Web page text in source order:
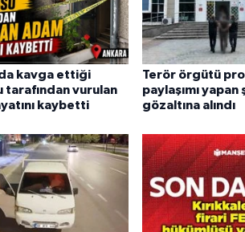
kavga ettiği
tarafından vurulan
kaybetti
Terör örgütü
paylaşımı yapan
gözaltına alındı